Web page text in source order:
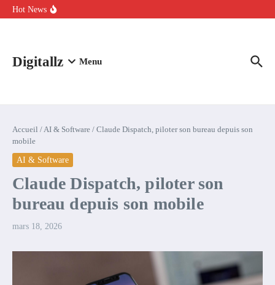
Aller au contenu
Hot News
Comment l’IA simplifie la data de caisse pour la transformer en
Digitallz Menu
Accueil /AI & Software / Claude Dispatch, piloter son bureau depuis son
mobile
AI & Software
Claude Dispatch, piloter son
bureau depuis son mobile
mars 18, 2026